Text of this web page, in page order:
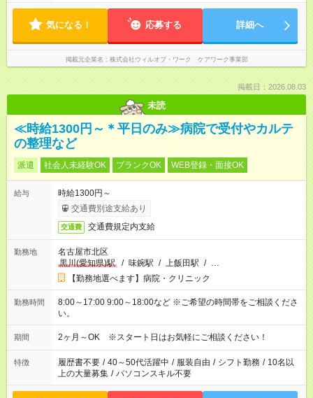
気になる！ 応募する 詳細へ
掲載元企業名 株式会社ウィルオブ・ワーク ケアワーク事業部
掲載日：2026.08.03
未読
≪時給1300円～＊平日のみ≫病院で受付やカルテ
の整理など
派遣 社会人未経験OK ブランクOK WEB登録・面接OK
給与
時給1300円～
交通費別途支給あり
交通費 交通費規定内支給
勤務地
名古屋市北区
黒川(愛知県)駅
/ 味鋺駅 / 上飯田駅 / …
【勤務地選べます】病院・クリニック
勤務時間
8:00～17:00 9:00～18:00など ※ご希望の時間帯をご相談くださ
い。
期間 2ヶ月～OK ※スタート日はお気軽にご相談ください！
特徴 履歴書不要 / 40～50代活躍中 / 服装自由 / シフト勤務 / 10名以
上の大量募集 / パソコンスキル不要